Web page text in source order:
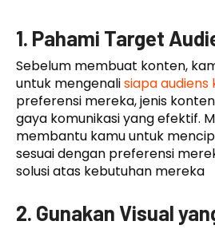
1. Pahami Target
Sebelum membuat konten,
untuk mengenalisiapa audiens
preferensi mereka, jenis
gaya komunikasi yang efektif.
membantu kamu untuk
sesuai dengan preferensi
solusi atas kebutuhan mereka
2. Gunakan Visual